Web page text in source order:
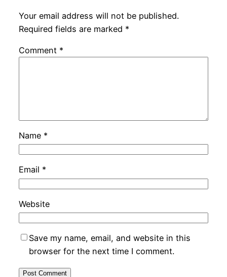
Your email address will not be published.
Required fields are marked *
Comment *
Name *
Email *
Website
Save my name, email, and website in this
browser for the next time I comment.